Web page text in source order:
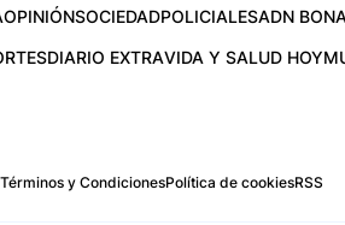
OPINIÓNSOCIEDADPOLICIALESADN
DIARIO EXTRAVIDA Y SALUD HOY
Términos y CondicionesPolítica de cookiesRSS